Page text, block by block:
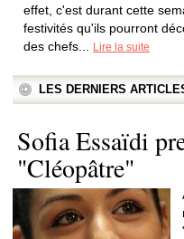
effet, c'est durant cette
festivités qu'ils pourront
des chefs...
Lire la suite
LES DERNIERS
Sofia Essaïdi
"Cléopâtre"